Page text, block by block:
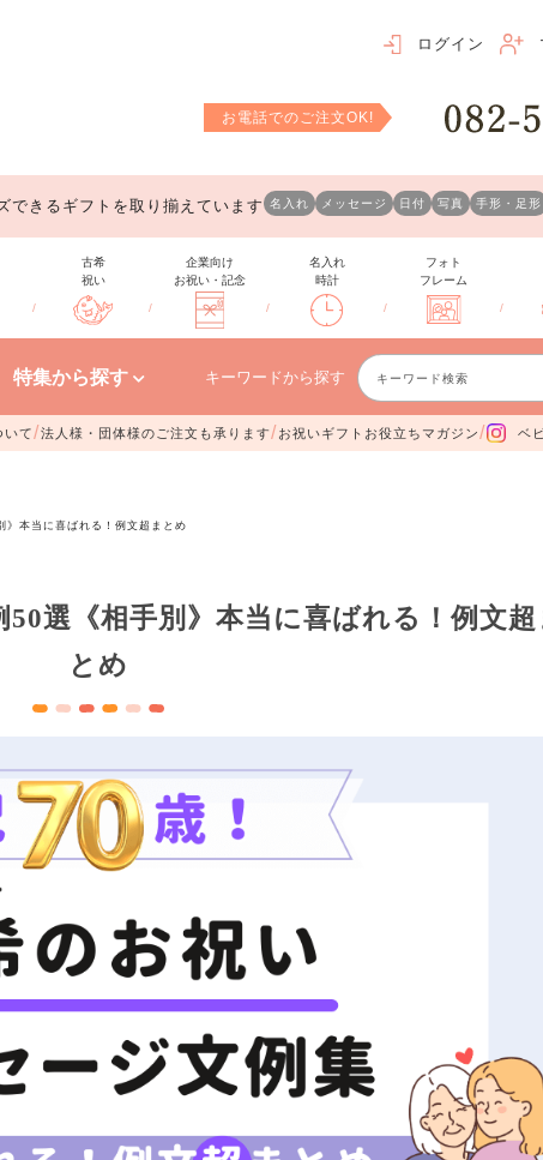
ログイン
お電話でのご注文OK!
できるギフトを取り揃えています 名入れ メッセージ 日付 写真 手形・足形
/
古希
祝い
/
企業向け
お祝い・記念
/
名入れ
時計
/
フォト
フレーム
/
特集から探す キーワードから探す
いて/法人様・団体様のご注文も承ります/ お祝いギフトお役立ちマガジン/ ベ
》本当に喜ばれる！例文超まとめ
選《相手別》本当に喜ばれる！例文超
とめ